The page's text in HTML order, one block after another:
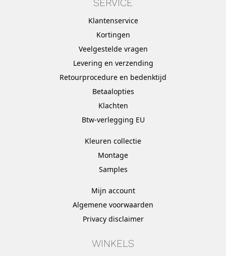
SERVICE
Klantenservice
Kortingen
Veelgestelde vragen
Levering en verzending
Retourprocedure en bedenktijd
Betaalopties
Klachten
Btw-verlegging EU
Kleuren collectie
Montage
Samples
Mijn account
Algemene voorwaarden
Privacy disclaimer
WINKELS